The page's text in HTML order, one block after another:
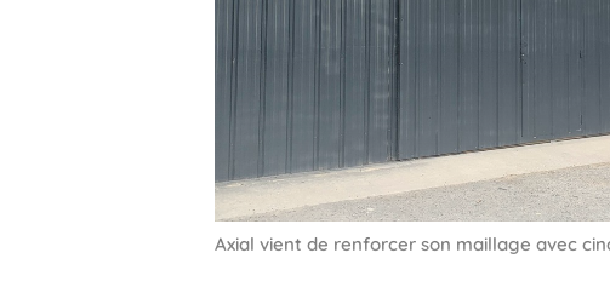
Axial vient de renforcer son maillage avec